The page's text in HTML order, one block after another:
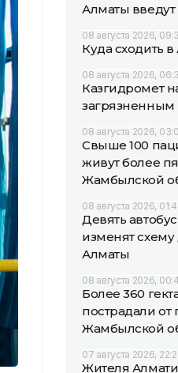
Алматы
08 августа 2026,
Куда сходить в
08 августа 2026,
Казгидромет
загрязненным
08 августа 2026,
Свыше 100
живут более
Жамбылской
08 августа 2026,
Девять
изменят
Алматы
08 августа 2026,
Более 360
пострадали от
Жамбылской
07 августа 2026,
Жителя